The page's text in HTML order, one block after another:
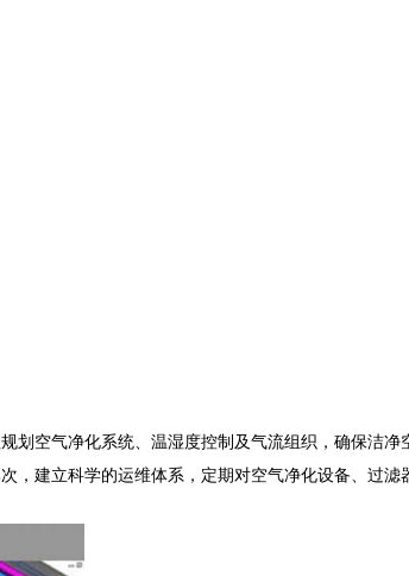
空气净化系统、温湿度控制及气流组织，确保洁净
建立科学的运维体系，定期对空气净化设备、过